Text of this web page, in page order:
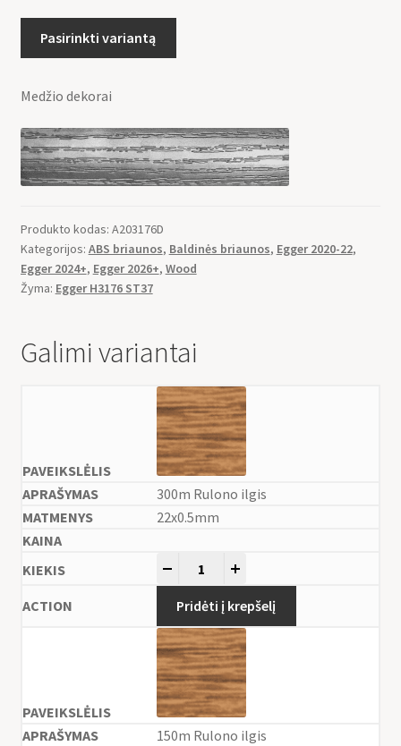
Pasirinkti variantą
Medžio dekorai
Produkto kodas: A203176D
Kategorijos: ABS briaunos, Baldinės briaunos, Egger 2020-22,
Egger 2024+, Egger 2026+, Wood
Žyma: Egger H3176 ST37
Galimi variantai
300m Rulono ilgis
22x0.5mm
Pridėti į krepšelį
150m Rulono ilgis